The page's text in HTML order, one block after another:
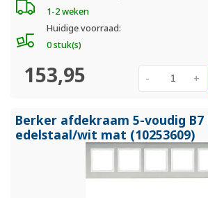
1-2 weken
Huidige voorraad:
0 stuk(s)
153,95 +
-
Berker afdekraam 5-voudig
edelstaal/wit mat (10253609)